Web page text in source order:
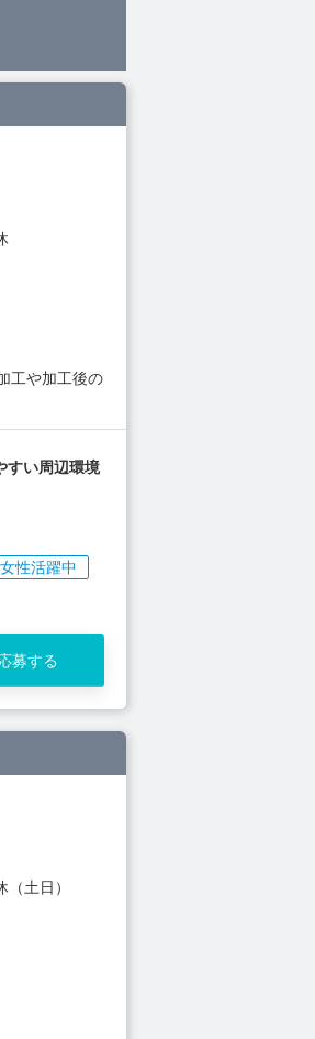
工や加工後の
すい周辺環境
女性活躍中
募する
（土日）